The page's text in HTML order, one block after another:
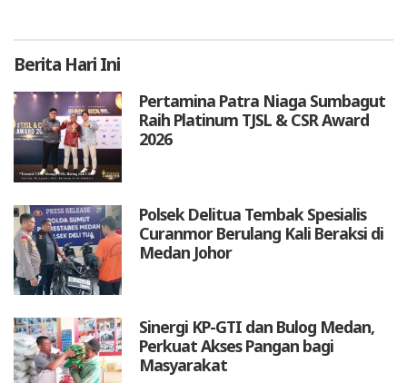
Berita Hari Ini
Pertamina Patra Niaga Sumbagut
Raih Platinum TJSL & CSR Award
2026
Polsek Delitua Tembak Spesialis
Curanmor Berulang Kali Beraksi di
Medan Johor
Sinergi KP-GTI dan Bulog Medan,
Perkuat Akses Pangan bagi
Masyarakat